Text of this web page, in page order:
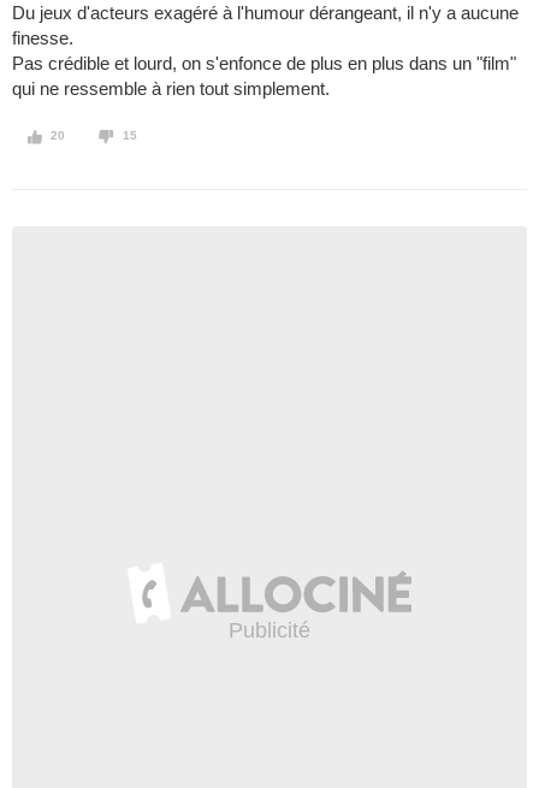
Du jeux d'acteurs exagéré à l'humour dérangeant, il n'y a aucune
finesse.
Pas crédible et lourd, on s'enfonce de plus en plus dans un "film"
qui ne ressemble à rien tout simplement.
20 15